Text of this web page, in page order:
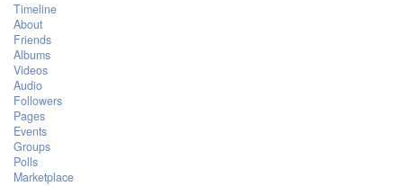
Timeline
About
Friends
Albums
Videos
Audio
Followers
Pages
Events
Groups
Polls
Marketplace